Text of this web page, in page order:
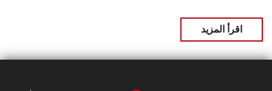
اقرأ المزيد